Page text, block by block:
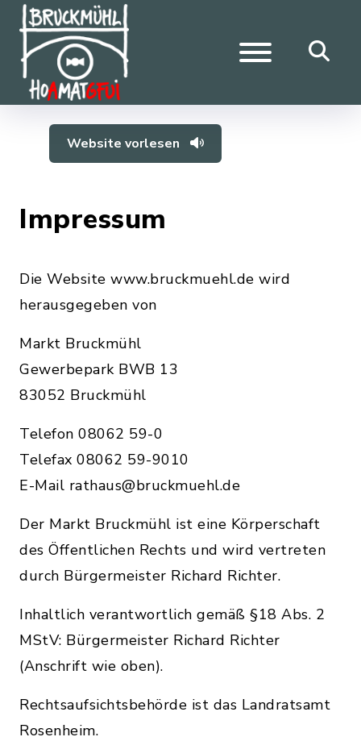
Website vorlesen
Impressum
Die Website www.bruckmuehl.de wird
herausgegeben von
Markt Bruckmühl
Gewerbepark BWB 13
83052 Bruckmühl
Telefon 08062 59-0
Telefax 08062 59-9010
E-Mail rathaus@bruckmuehl.de
Der Markt Bruckmühl ist eine Körperschaft
des Öffentlichen Rechts und wird vertreten
durch Bürgermeister Richard Richter.
Inhaltlich verantwortlich gemäß §18 Abs. 2
MStV: Bürgermeister Richard Richter
(Anschrift wie oben).
Rechtsaufsichtsbehörde ist das Landratsamt
Rosenheim.